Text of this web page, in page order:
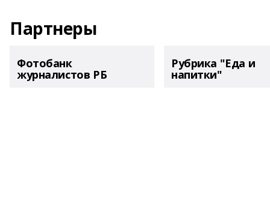
Партнеры
Фотобанк
журналистов РБ
Рубрика "Еда и
напитки"